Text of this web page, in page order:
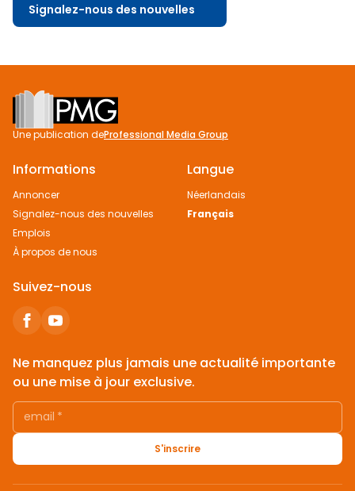
Signalez-nous des nouvelles
Footer
Une publication deProfessional Media Group
Informations
Annoncer
Signalez-nous des nouvelles
Emplois
À propos de nous
Langue
Néerlandais
Français
Suivez-nous
Ne manquez plus jamais une actualité importante
ou une mise à jour exclusive.
email *
S'inscrire